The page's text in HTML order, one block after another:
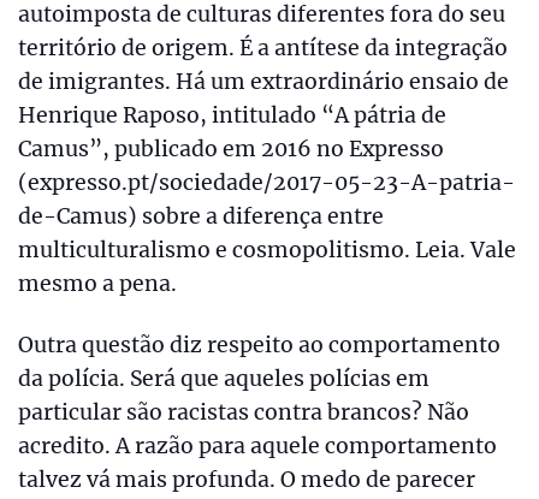
autoimposta de culturas diferentes fora do seu
território de origem. É a antítese da integração
de imigrantes. Há um extraordinário ensaio de
Henrique Raposo, intitulado “A pátria de
Camus”, publicado em 2016 no Expresso
(expresso.pt/sociedade/2017-05-23-A-patria-
de-Camus) sobre a diferença entre
multiculturalismo e cosmopolitismo. Leia. Vale
mesmo a pena.
Outra questão diz respeito ao comportamento
da polícia. Será que aqueles polícias em
particular são racistas contra brancos? Não
acredito. A razão para aquele comportamento
talvez vá mais profunda. O medo de parecer